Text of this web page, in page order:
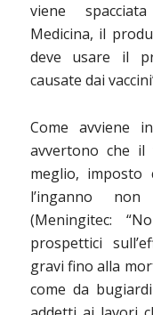
viene
Medicina, il
deve usare il
causate dai
Come avviene
avvertono che il
meglio,
l’inganno
(Meningitec:
prospettici
gravi fino alla
come da